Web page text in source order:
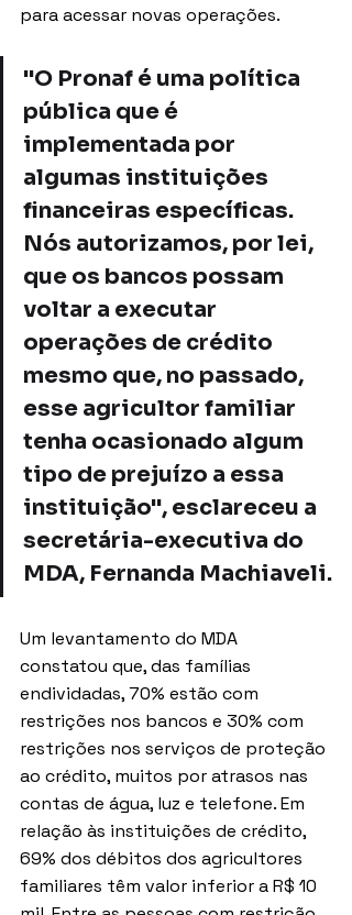
para acessar novas operações.
"O Pronaf é uma política
pública que é
implementada por
algumas instituições
financeiras específicas.
Nós autorizamos, por lei,
que os bancos possam
voltar a executar
operações de crédito
mesmo que, no passado,
esse agricultor familiar
tenha ocasionado algum
tipo de prejuízo a essa
instituição", esclareceu a
secretária-executiva do
MDA, Fernanda Machiaveli.
Um levantamento do MDA
constatou que, das famílias
endividadas, 70% estão com
restrições nos bancos e 30% com
restrições nos serviços de proteção
ao crédito, muitos por atrasos nas
contas de água, luz e telefone. Em
relação às instituições de crédito,
69% dos débitos dos agricultores
familiares têm valor inferior a R$ 10